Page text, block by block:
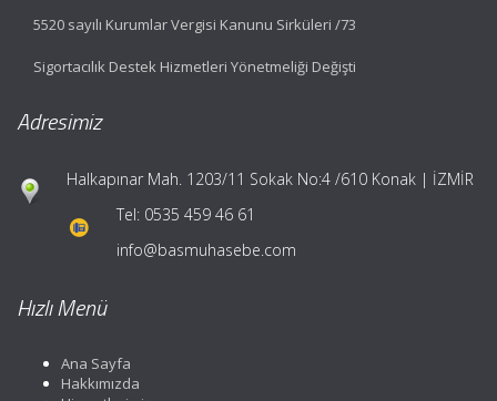
5520 sayılı Kurumlar Vergisi Kanunu Sirküleri /73
Sigortacılık Destek Hizmetleri Yönetmeliği Değişti
Adresimiz
Halkapınar Mah. 1203/11 Sokak No:4 /610 Konak | İZMİR
Tel: 0535 459 46 61
info@basmuhasebe.com
Hızlı Menü
Ana Sayfa
Hakkımızda